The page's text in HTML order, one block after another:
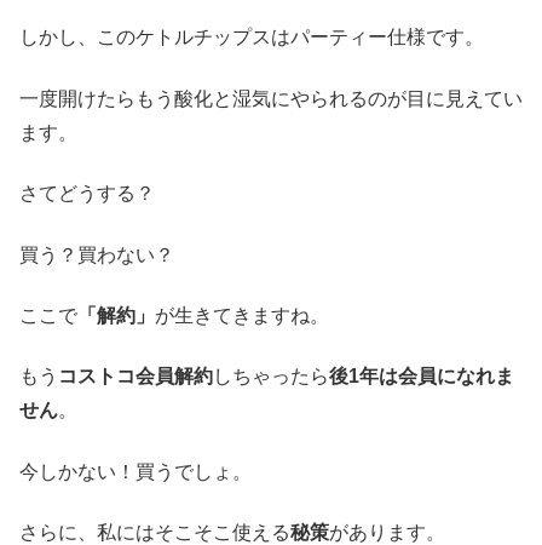
しかし、このケトルチップスはパーティー仕様です。
一度開けたらもう酸化と湿気にやられるのが目に見えてい
ます。
さてどうする？
買う？買わない？
ここで 「解約」 が生きてきますね。
もう コストコ会員解約しちゃったら後1年は会員になれま
せん。
今しかない！買うでしょ。
さらに、私にはそこそこ使える秘策があります。